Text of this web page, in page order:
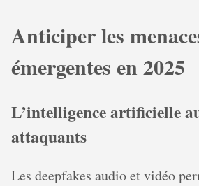
Anticiper les
émergentes en 2025
L’intelligence artificielle
attaquants
Les deepfakes audio et vidéo